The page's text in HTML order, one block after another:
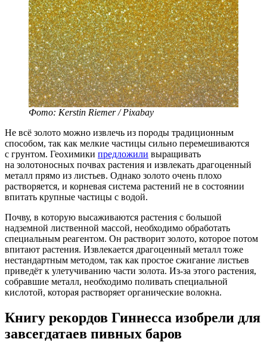
Фото: Kerstin Riemer / Pixabay
Не всё золото можно извлечь из породы традиционным
способом, так как мелкие частицы сильно перемешиваются
с грунтом. Геохимики предложили выращивать
на золотоносных почвах растения и извлекать драгоценный
металл прямо из листьев. Однако золото очень плохо
растворяется, и корневая система растений не в состоянии
впитать крупные частицы с водой.
Почву, в которую высаживаются растения с большой
надземной лиственной массой, необходимо обработать
специальным реагентом. Он растворит золото, которое потом
впитают растения. Извлекается драгоценный металл тоже
нестандартным методом, так как простое сжигание листьев
приведёт к улетучиванию части золота. Из-за этого растения,
собравшие металл, необходимо поливать специальной
кислотой, которая растворяет органические волокна.
Книгу рекордов Гиннесса изобрели для
завсегдатаев пивных баров